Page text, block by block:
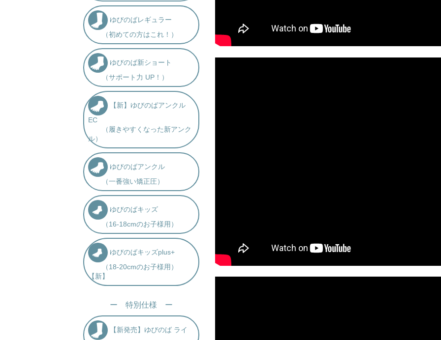
ゆびのばレギュラー
（初めての方はこれ！）
ゆびのば新ショート
（サポート力 UP！）
【新】ゆびのばアンクル
EC
（履きやすくなった新アンク
ル）
ゆびのばアンクル
（一番強い矯正圧）
ゆびのばキッズ
（16-18cmのお子様用）
ゆびのばキッズplus+
（18-20cmのお子様用）
【新】
ー 特別仕様 ー
【新発売】ゆびのば ライ